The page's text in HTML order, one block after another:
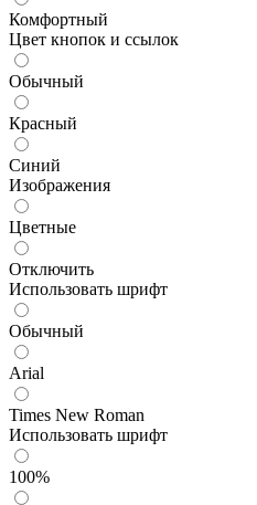
Комфортный
Цвет кнопок и ссылок
Обычный
Красный
Синий
Изображения
Цветные
Отключить
Использовать шрифт
Обычный
Arial
Times New Roman
Использовать шрифт
100%